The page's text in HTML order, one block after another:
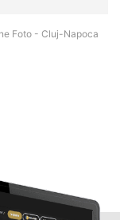
Foto - Cluj-Napoca